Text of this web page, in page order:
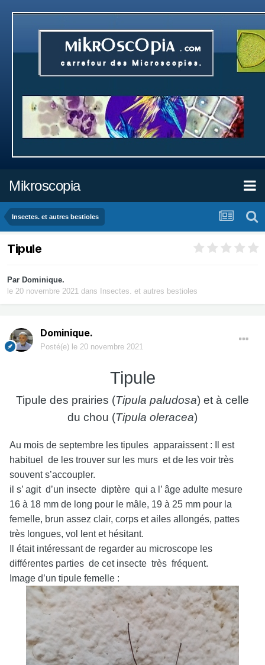
Mikroscopia
Insectes. et autres bestioles
Tipule
Par Dominique.
le 20 novembre 2021 dans Insectes. et autres bestioles
Dominique.
Posté(e) le 20 novembre 2021
Tipule
Tipule des prairies (Tipula paludosa) et à celle
du chou (Tipula oleracea)
Au mois de septembre les tipules apparaissent : Il est
habituel de les trouver sur les murs et de les voir très
souvent s’accoupler.
il s’ agit d’un insecte diptère qui a l’ âge adulte mesure
16 à 18 mm de long pour le mâle, 19 à 25 mm pour la
femelle, brun assez clair, corps et ailes allongés, pattes
très longues, vol lent et hésitant.
Il était intéressant de regarder au microscope les
différentes parties de cet insecte très fréquent.
Image d’un tipule femelle :